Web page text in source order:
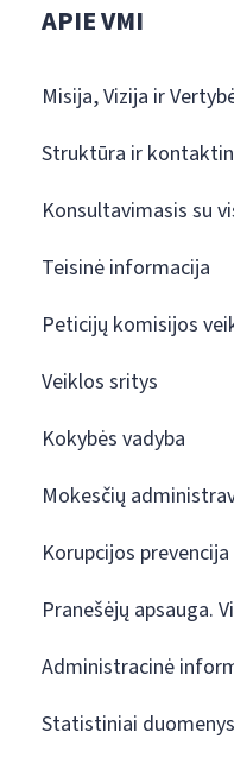
APIE VMI
Misija, Vizija ir
Struktūra ir
Konsultavimasis su
Teisinė informacija
Peticijų komisijos
Veiklos sritys
Kokybės vadyba
Mokesčių
Korupcijos prevencija
Pranešėjų apsauga.
Administracinė
Statistiniai duomenys